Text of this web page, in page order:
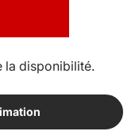
la disponibilité.